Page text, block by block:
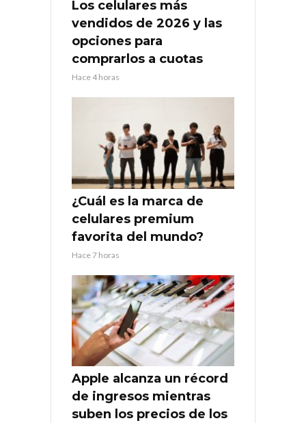
Los celulares más
vendidos de 2026 y las
opciones para
comprarlos a cuotas
Hace 4 horas
¿Cuál es la marca de
celulares premium
favorita del mundo?
Hace 7 horas
Apple alcanza un récord
de ingresos mientras
suben los precios de los